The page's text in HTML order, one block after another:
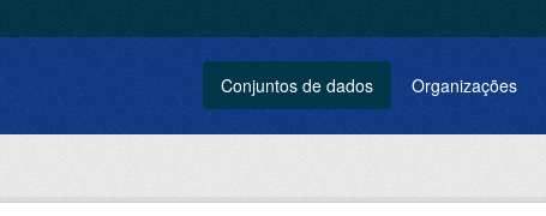
Conjuntos de dados Organizações